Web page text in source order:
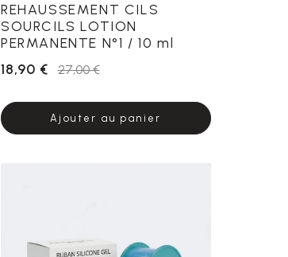
REHAUSSEMENT CILS
SOURCILS LOTION
PERMANENTE N°1 / 10 ml
18,90 €
27,00 €
Ajouter au panier